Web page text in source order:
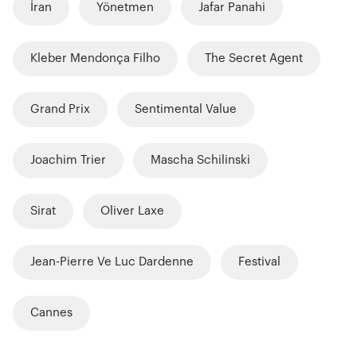
İran Yönetmen Jafar Panahi
Kleber Mendonça Filho The Secret Agent
Grand Prix Sentimental Value
Joachim Trier Mascha Schilinski
Sirat Oliver Laxe
Jean-Pierre Ve Luc Dardenne Festival
Cannes